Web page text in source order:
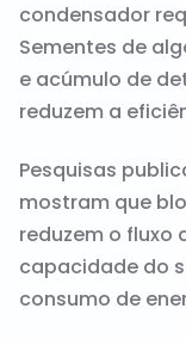
condensador
Sementes de
e acúmulo de
reduzem a
Pesquisas
mostram que
reduzem o fluxo
capacidade do
consumo de